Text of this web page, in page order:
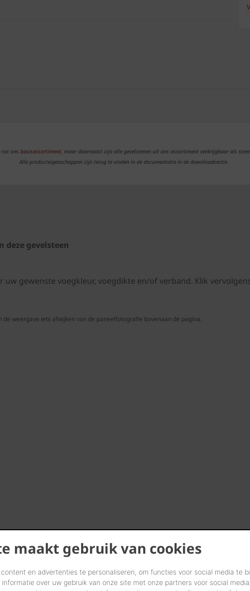
maakt gebruik van cookies
en advertenties te personaliseren, om functies voor social media te
over uw gebruik van onze site met onze partners voor social
tot ons basisassortiment, maar daarnaast zijn alle gevelstenen uit ons assortiment verkrijgbaar als
Alle producteigenschappen zijn terug te vinden in de documentatie in de downloadsectie.
deze gevelsteen
uw gewenste voegkleur, voegdikte en/of verband. Klik
weergave iets afwijken van de paneelfotografie bovenaan de pagina.